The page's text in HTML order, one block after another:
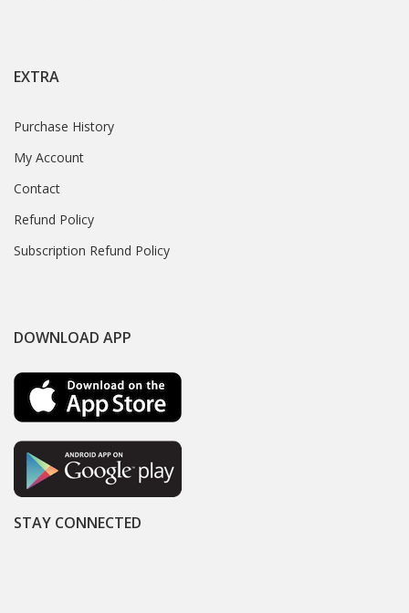
EXTRA
Purchase History
My Account
Contact
Refund Policy
Subscription Refund Policy
DOWNLOAD APP
STAY CONNECTED